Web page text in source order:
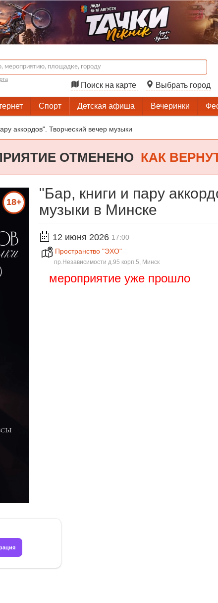
Поиск на карте Выбрать город
Спорт Детская афиша Вечеринки
аккордов". Творческий вечер музыки
ОТМЕНЕНО КАК
18+
"Бар, книги и пару
музыки в Минске
12 июня 2026 17:00
Пространство "ЭХО"
пр.Независимости д.95 корп.5, Минск
мероприятие уже прошло